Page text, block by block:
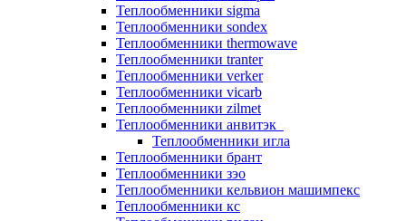
Теплообменники sigma
Теплообменники sondex
Теплообменники thermowave
Теплообменники tranter
Теплообменники verker
Теплообменники vicarb
Теплообменники zilmet
Теплообменники анвитэк
Теплообменники игла
Теплообменники брант
Теплообменники зэо
Теплообменники кельвион машимпекс
Теплообменники кс